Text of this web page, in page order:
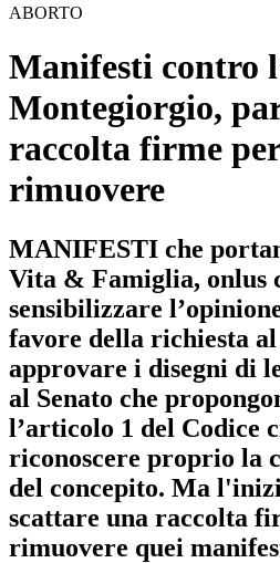
ABORTO
Manifesti contro
Montegiorgio,
raccolta firme
rimuovere
MANIFESTI che
Vita & Famiglia, onlus
sensibilizzare
favore della richiesta
approvare i disegni di
al Senato che
l’articolo 1 del Codice
riconoscere proprio la
del concepito. Ma
scattare una raccolta
rimuovere quei